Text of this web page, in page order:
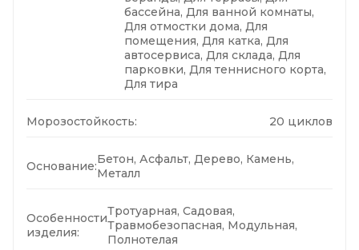
бассейна, Для ванной комнаты,
Для отмостки дома, Для
помещения, Для катка, Для
автосервиса, Для склада, Для
парковки, Для теннисного корта,
Для тира
Морозостойкость: 20 циклов
Основание:Бетон, Асфальт, Дерево, Камень,
Металл
Особенности
изделия:
Тротуарная, Садовая,
Травмобезопасная, Модульная,
Полнотелая